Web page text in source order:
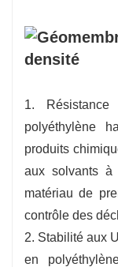
1.
polyéthylène
produits
aux solvants
matériau de
contrôle des
2. Stabilité aux
en